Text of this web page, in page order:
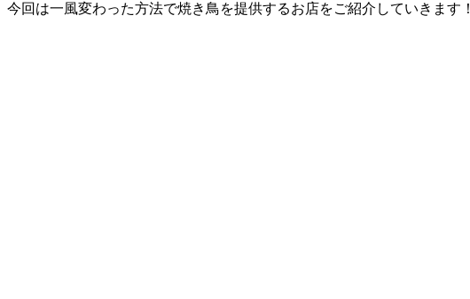
今回は一風変わった方法で焼き鳥を提供するお店をご紹介していきます！